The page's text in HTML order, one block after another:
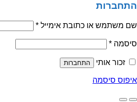
התחברות
שם משתמש או כתובת אימייל *
סיסמה *
זכור אותי התחברות
איפוס סיסמה